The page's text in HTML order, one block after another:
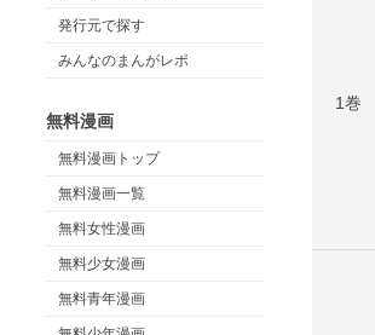
発行元で探す
みんなのまんがレポ
無料漫画
無料漫画トップ
無料漫画一覧
無料女性漫画
無料少女漫画
無料青年漫画
1巻